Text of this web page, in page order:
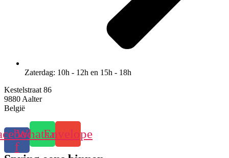
Zaterdag: 10h - 12h en 15h - 18h
Kestelstraat 86
9880 Aalter
België
f
WhatsappEnvelope